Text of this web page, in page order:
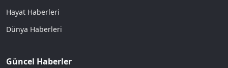
Hayat Haberleri
Dünya Haberleri
Güncel Haberler